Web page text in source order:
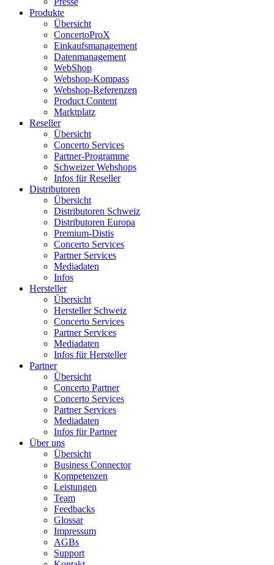
Produkte
Übersicht
ConcertoProX
Einkaufsmanagement
Datenmanagement
WebShop
Webshop-Kompass
Webshop-Referenzen
Product Content
Marktplatz
Reseller
Übersicht
Concerto Services
Partner-Programme
Schweizer Webshops
Infos für Reseller
Distributoren
Übersicht
Distributoren Schweiz
Distributoren Europa
Premium-Distis
Concerto Services
Partner Services
Mediadaten
Infos
Hersteller
Übersicht
Hersteller Schweiz
Concerto Services
Partner Services
Mediadaten
Infos für Hersteller
Partner
Übersicht
Concerto Partner
Concerto Services
Partner Services
Mediadaten
Infos für Partner
Über uns
Übersicht
Business Connector
Kompetenzen
Leistungen
Team
Feedbacks
Glossar
Impressum
AGBs
Support